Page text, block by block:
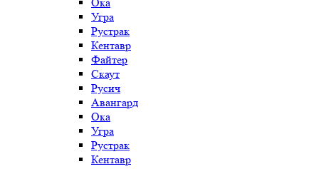
Угра
Рустрак
Кентавр
Файтер
Скаут
Русич
Авангард
Ока
Угра
Рустрак
Кентавр